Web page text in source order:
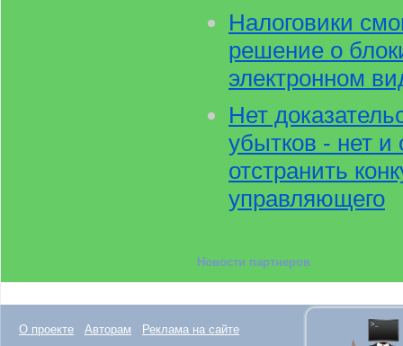
Налоговики
решение о
электронном
Нет
убытков - нет
отстранить
управляющего
Новости партнеров
О проекте Авторам Реклама на сайте